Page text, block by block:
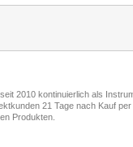
2010 kontinuierlich als
21 Tage nach Kauf
Produkten.